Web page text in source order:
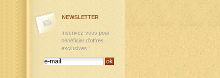
NEWSLETTER
Inscrivez-vous pour
bénéficier d'offres
exclusives !